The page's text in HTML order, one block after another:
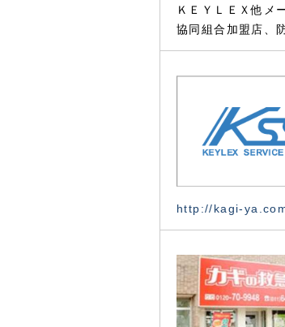
ＫＥＹＬＥＸ他メ
協同組合加盟店、
http://kagi-